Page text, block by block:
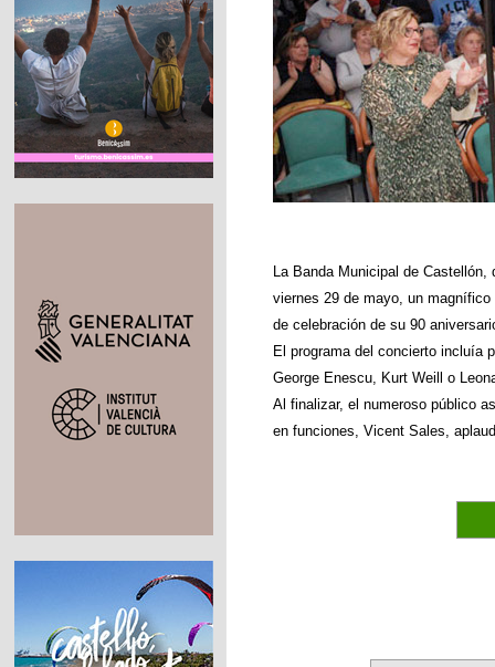
La Banda Municipal de
viernes 29 de mayo, un magnífico
de celebración de su 90
El programa del concierto incluía
George Enescu, Kurt Weill o
Al finalizar, el numeroso público
en funciones, Vicent Sales,